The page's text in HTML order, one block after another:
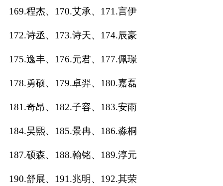
169.程杰、170.艾承、171.言伊
172.诗丞、173.诗天、174.辰豪
175.逸丰、176.元君、177.佩璟
178.勇硕、179.卓羿、180.嘉磊
181.奇昂、182.子容、183.安雨
184.昊熙、185.景冉、186.淼桐
187.硕森、188.翰铭、189.淳元
190.舒展、191.兆明、192.其荣